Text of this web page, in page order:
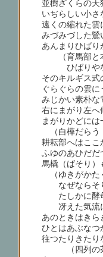
並樹ざくらの天
いぢらしい小さ
遠くの縮れた雲
みづみづした
あんまりひばり
（育馬部と
ひばりやな
そのキルギス
ぐらぐらの雲に
みじかい素朴な
右にまがり左へ
まがりかどには
（白樺だらう
耕耘部へはここ
ふゆのあひだだ
馬橇（ばそり
（ゆきがかた
なぜならそ
たしかに酵
冴えた気流に
あのときはきら
ひとはあぶなつ
往つたりきたり
（四列の茶